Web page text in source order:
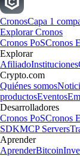
CronosCapa 1
Explorar Cronos
Cronos PoSCronos
Explorar
AfiliadoInstituciones
Crypto.com
Quiénes somos
productosEventos
Desarrolladores
Cronos PoSCronos
SDKMCP Servers
Aprender
AprenderBitcoin